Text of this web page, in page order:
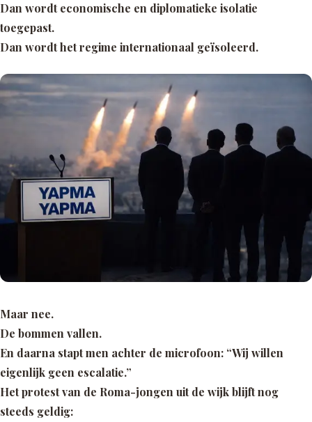
Dan wordt economische en diplomatieke isolatie
toegepast.
Dan wordt het regime internationaal geïsoleerd.
Maar nee.
De bommen vallen.
En daarna stapt men achter de microfoon: “Wij willen
eigenlijk geen escalatie.”
Het protest van de Roma-jongen uit de wijk blijft nog
steeds geldig: